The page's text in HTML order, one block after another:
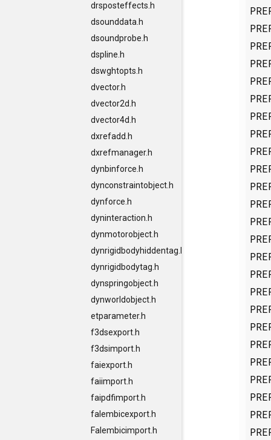
drsposteffects.h
dsounddata.h
dsoundprobe.h
dspline.h
dswghtopts.h
dvector.h
dvector2d.h
dvector4d.h
dxrefadd.h
dxrefmanager.h
dynbinforce.h
dynconstraintobject.h
dynforce.h
dyninteraction.h
dynmotorobject.h
dynrigidbodyhiddentag.h
dynrigidbodytag.h
dynspringobject.h
dynworldobject.h
etparameter.h
f3dsexport.h
f3dsimport.h
faiexport.h
faiimport.h
faipdfimport.h
falembicexport.h
Falembicimport.h